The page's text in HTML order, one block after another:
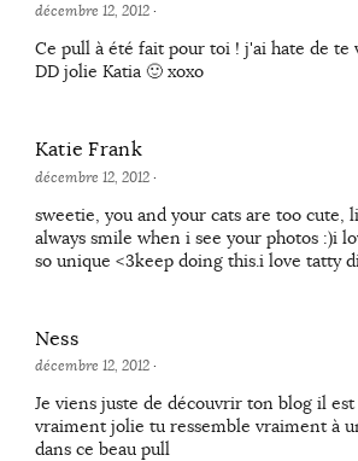
décembre 12, 2012·
Ce pull à été fait pour toi ! j'ai hate de te
DD jolie Katia 🙂 xoxo
Katie Frank
décembre 12, 2012·
sweetie, you and your cats are too cute,
always smile when i see your photos :)i
so unique <3keep doing this.i love tatty
Ness
décembre 12, 2012·
Je viens juste de découvrir ton blog il
vraiment jolie tu ressemble vraiment à
dans ce beau pull